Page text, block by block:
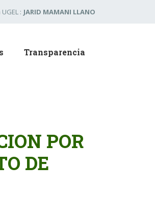
: JARID MAMANI LLANO
Transparencia
POR
DE